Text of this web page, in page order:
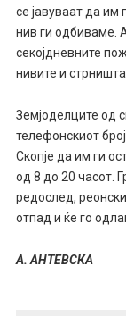
се јавуваат да
нив ги одбиваме.
секојдневните
нивите и
Земјоделците од
телефонскиот
Скопје да им ги
од 8 до 20 часот.
редослед,
отпад и ќе го
А. АНТЕВСКА